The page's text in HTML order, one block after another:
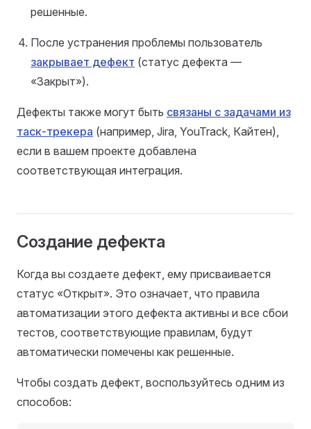
решенные.
После устранения проблемы пользователь
закрывает дефект (статус дефекта —
«Закрыт»).
Дефекты также могут быть связаны с задачами из
таск-трекера (например, Jira, YouTrack, Кайтен),
если в вашем проекте добавлена
соответствующая интеграция.
Создание дефекта
Когда вы создаете дефект, ему присваивается
статус «Открыт». Это означает, что правила
автоматизации этого дефекта активны и все сбои
тестов, соответствующие правилам, будут
автоматически помечены как решенные.
Чтобы создать дефект, воспользуйтесь одним из
способов: